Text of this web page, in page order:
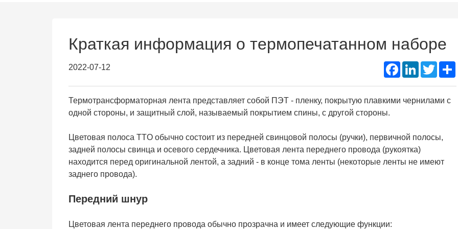
Portable A4 Printer Instant
Краткая информация о термопечатанном наборе
2022-07-12 Facebook
LinkedInTwitter
Термотрансформаторная лента представляет собой ПЭТ - пленку, покрытую плавкими чернилами с
одной стороны, и защитный слой, называемый покрытием спины, с другой стороны.
Цветовая полоса TTO обычно состоит из передней свинцовой полосы (ручки), первичной полосы,
задней полосы свинца и осевого сердечника. Цветовая лента переднего провода (рукоятка)
находится перед оригинальной лентой, а задний - в конце тома ленты (некоторые ленты не имеют
заднего провода).
Передний шнур
Цветовая лента переднего провода обычно прозрачна и имеет следующие функции: